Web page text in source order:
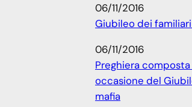
06/11/2016
Giubileo dei
06/11/2016
Preghiera
occasione del
mafia